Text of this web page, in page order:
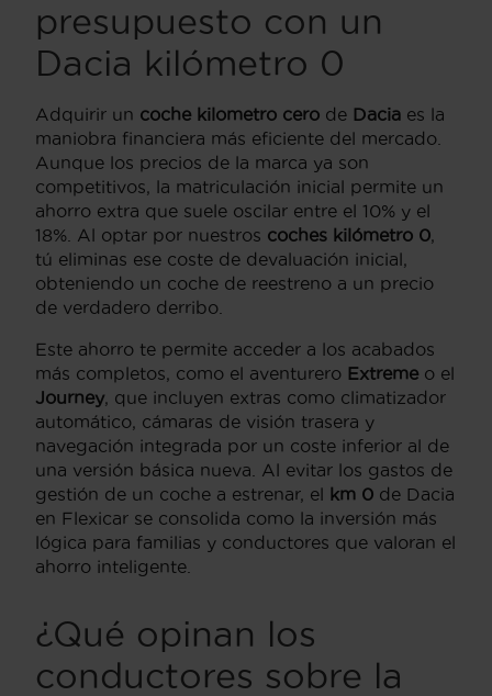
presupuesto con un
Dacia kilómetro 0
Adquirir un coche kilometro cero de Dacia es la
maniobra financiera más eficiente del mercado.
Aunque los precios de la marca ya son
competitivos, la matriculación inicial permite un
ahorro extra que suele oscilar entre el 10% y el
18%. Al optar por nuestros coches kilómetro 0
tú eliminas ese coste de devaluación inicial,
obteniendo un coche de reestreno a un precio
de verdadero derribo.
Este ahorro te permite acceder a los acabados
más completos, como el aventurero Extreme o el
Journey , que incluyen extras como climatizador
automático, cámaras de visión trasera y
navegación integrada por un coste inferior al de
una versión básica nueva. Al evitar los gastos de
gestión de un coche a estrenar, el km 0 de Dacia
en Flexicar se consolida como la inversión más
lógica para familias y conductores que valoran el
ahorro inteligente.
¿Qué opinan los
conductores sobre la